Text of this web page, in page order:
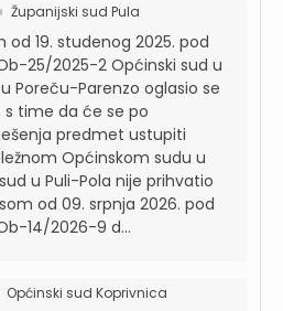
Županijski sud Pula
od 19. studenog 2025. pod
25/2025-2 Općinski sud u
Poreču-Parenzo oglasio se
time da će se po
predmet ustupiti
Općinskom sudu u
u Puli-Pola nije prihvatio
od 09. srpnja 2026. pod
14/2026-9 d...
Općinski sud Koprivnica